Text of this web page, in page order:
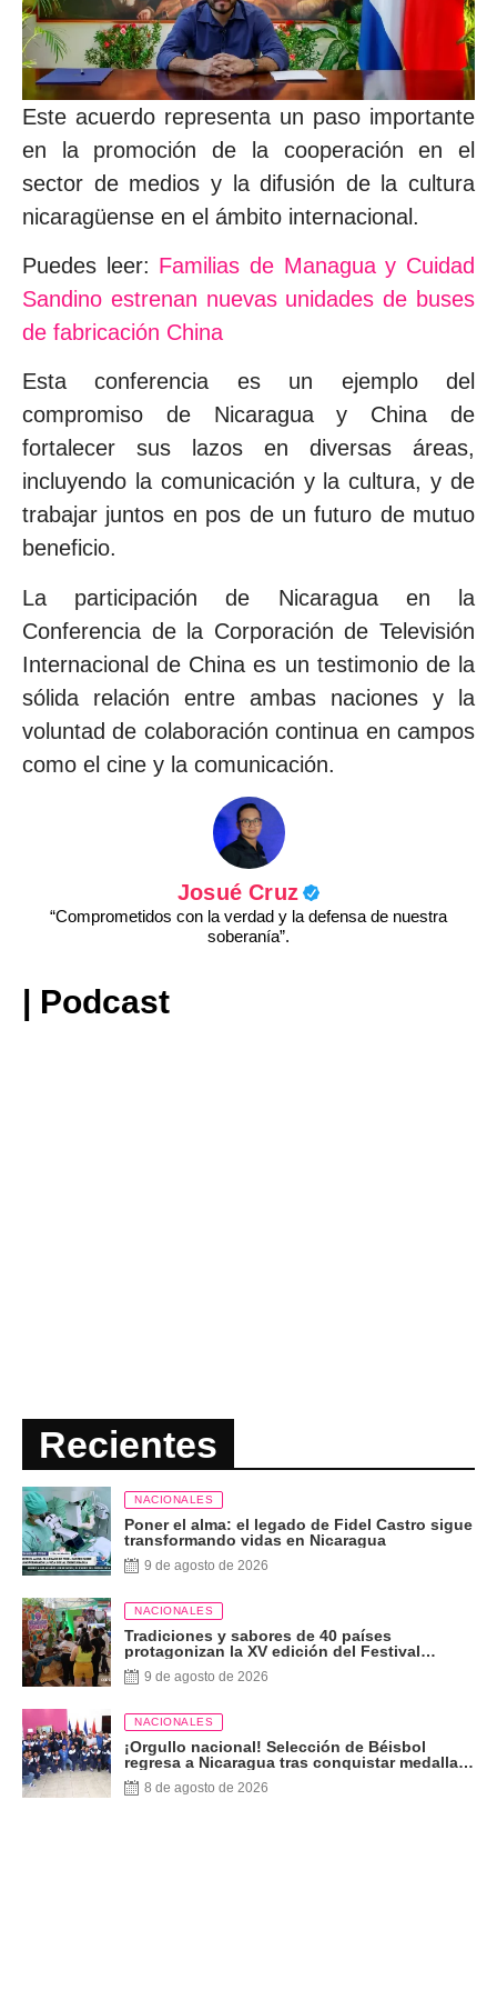
Este acuerdo representa un paso importante
en la promoción de la cooperación en el
sector de medios y la difusión de la cultura
nicaragüense en el ámbito internacional.
Puedes leer: Familias de Managua y Cuidad
Sandino estrenan nuevas unidades de buses
de fabricación China
Esta conferencia es un ejemplo del
compromiso de Nicaragua y China de
fortalecer sus lazos en diversas áreas,
incluyendo la comunicación y la cultura, y de
trabajar juntos en pos de un futuro de mutuo
beneficio.
La participación de Nicaragua en la
Conferencia de la Corporación de Televisión
Internacional de China es un testimonio de la
sólida relación entre ambas naciones y la
voluntad de colaboración continua en campos
como el cine y la comunicación.
Josué Cruz
“Comprometidos con la verdad y la defensa de nuestra
soberanía”.
| Podcast
Recientes
NACIONALES
Poner el alma: el legado de Fidel Castro sigue
transformando vidas en Nicaragua
9 de agosto de 2026
NACIONALES
Tradiciones y sabores de 40 países
protagonizan la XV edición del Festival
Internacional de las Artes
9 de agosto de 2026
NACIONALES
¡Orgullo nacional! Selección de Béisbol
regresa a Nicaragua tras conquistar medalla
de plata
8 de agosto de 2026